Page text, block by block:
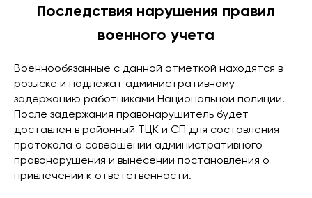
Последствия нарушения правил
военного учета
Военнообязанные с данной отметкой находятся в
розыске и подлежат административному
задержанию работниками Национальной полиции.
После задержания правонарушитель будет
доставлен в районный ТЦК и СП для составления
протокола о совершении административного
правонарушения и вынесении постановления о
привлечении к ответственности.